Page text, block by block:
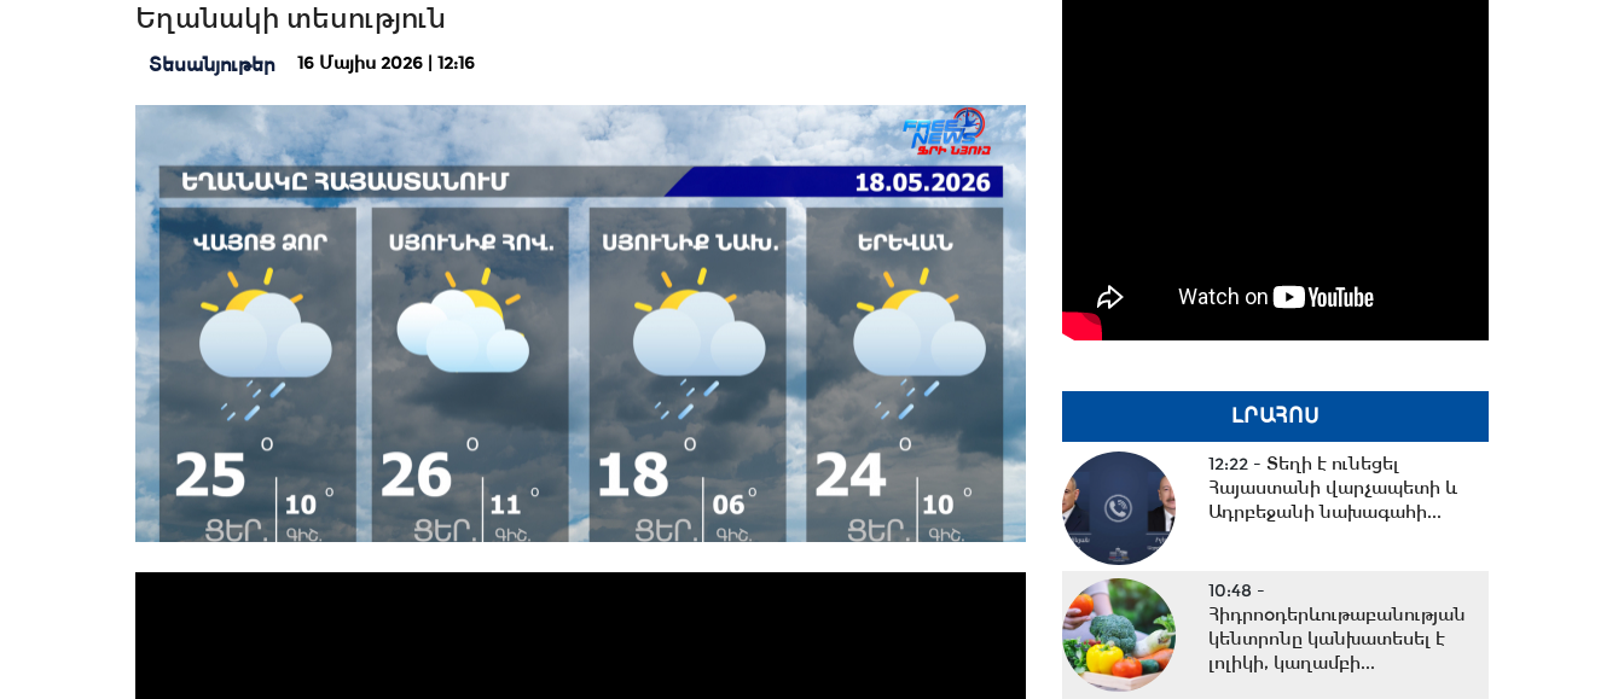
Եղանակի տեսություն
Տեսանյութեր 16 Մայիս 2026 | 12:16
ԼՐԱՀՈՍ
12:22 - Տեղի է ունեցել
Հայաստանի վարչապետի և
Ադրբեջանի նախագահի...
10:48 -
Հիդրոօդերևութաբանության
կենտրոնը կանխատեսել է
լոլիկի, կաղամբի...